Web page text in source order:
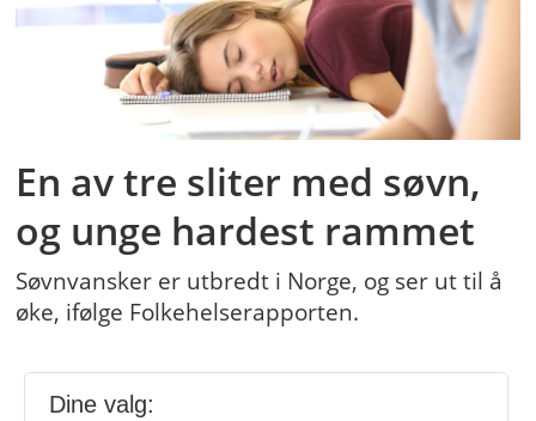
En av tre sliter med søvn,
og unge hardest rammet
Søvnvansker er utbredt i Norge, og ser ut til å
øke, ifølge Folkehelserapporten.
Dine valg: